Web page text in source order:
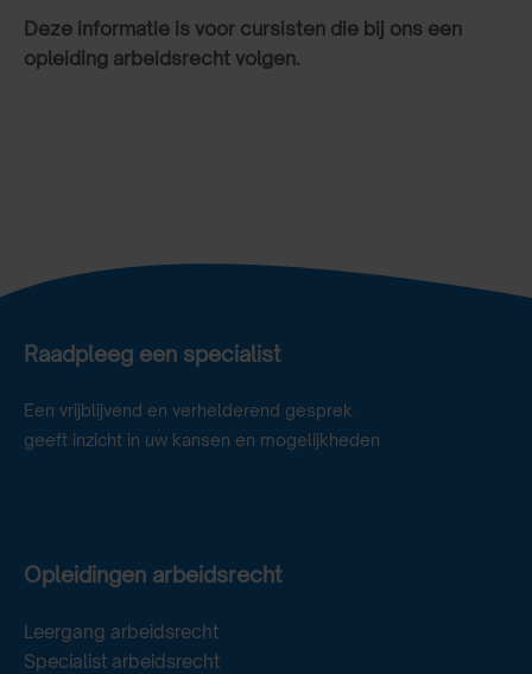
Deze informatie is voor cursisten die bij ons een
opleiding arbeidsrecht volgen.
Raadpleeg een specialist
Een vrijblijvend en verhelderend gesprek
geeft inzicht in uw kansen en mogelijkheden
Opleidingen arbeidsrecht
Leergang arbeidsrecht
Specialist arbeidsrecht